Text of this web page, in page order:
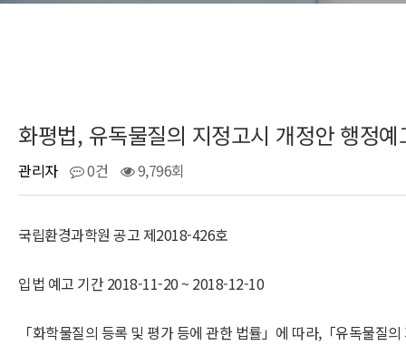
화평법, 유독물질의 지정고시 개정안 행정예
관리자 0건 9,796회
국립환경과학원 공고 제2018-426호
입법 예고 기간 2018-11-20 ~ 2018-12-10
「화학물질의 등록 및 평가 등에 관한 법률」에 따라,「유독물질